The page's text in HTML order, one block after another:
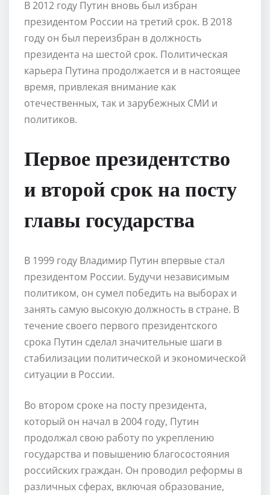
В 2012 году Путин вновь был избран
президентом России на третий срок. В 2018
году он был переизбран в должность
президента на шестой срок. Политическая
карьера Путина продолжается и в настоящее
время, привлекая внимание как
отечественных, так и зарубежных СМИ и
политиков.
Первое президентство
и второй срок на посту
главы государства
В 1999 году Владимир Путин впервые стал
президентом России. Будучи независимым
политиком, он сумел победить на выборах и
занять самую высокую должность в стране. В
течение своего первого президентского
срока Путин сделал значительные шаги в
стабилизации политической и экономической
ситуации в России.
Во втором сроке на посту президента,
который он начал в 2004 году, Путин
продолжал свою работу по укреплению
государства и повышению благосостояния
российских граждан. Он проводил реформы в
различных сферах, включая образование,